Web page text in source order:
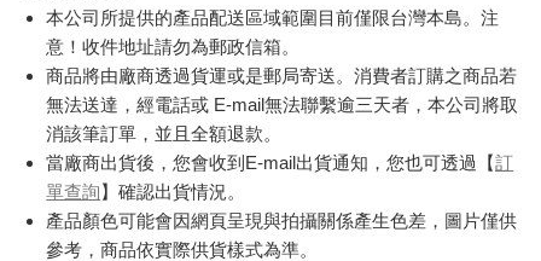
本公司所提供的產品配送區域範圍目前僅限台灣本島。注
意！收件地址請勿為郵政信箱。
商品將由廠商透過貨運或是郵局寄送。消費者訂購之商品若
無法送達，經電話或 E-mail無法聯繫逾三天者，本公司將取
消該筆訂單，並且全額退款。
當廠商出貨後，您會收到E-mail出貨通知，您也可透過【訂
單查詢】確認出貨情況。
產品顏色可能會因網頁呈現與拍攝關係產生色差，圖片僅供
參考，商品依實際供貨樣式為準。